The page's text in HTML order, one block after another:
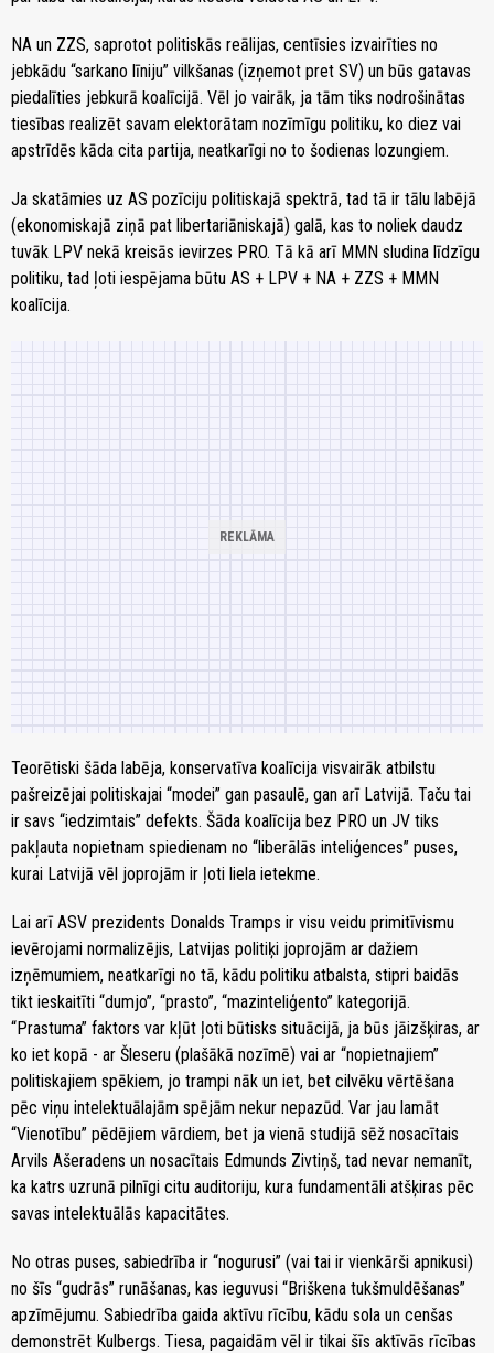
NA un ZZS, saprotot politiskās reālijas, centīsies izvairīties no
jebkādu “sarkano līniju” vilkšanas (izņemot pret SV) un būs gatavas
piedalīties jebkurā koalīcijā. Vēl jo vairāk, ja tām tiks nodrošinātas
tiesības realizēt savam elektorātam nozīmīgu politiku, ko diez vai
apstrīdēs kāda cita partija, neatkarīgi no to šodienas lozungiem.
Ja skatāmies uz AS pozīciju politiskajā spektrā, tad tā ir tālu labējā
(ekonomiskajā ziņā pat libertariāniskajā) galā, kas to noliek daudz
tuvāk LPV nekā kreisās ievirzes PRO. Tā kā arī MMN sludina līdzīgu
politiku, tad ļoti iespējama būtu AS + LPV + NA + ZZS + MMN
koalīcija.
Teorētiski šāda labēja, konservatīva koalīcija visvairāk atbilstu
pašreizējai politiskajai “modei” gan pasaulē, gan arī Latvijā. Taču tai
ir savs “iedzimtais” defekts. Šāda koalīcija bez PRO un JV tiks
pakļauta nopietnam spiedienam no “liberālās inteliģences” puses,
kurai Latvijā vēl joprojām ir ļoti liela ietekme.
Lai arī ASV prezidents Donalds Tramps ir visu veidu primitīvismu
ievērojami normalizējis, Latvijas politiķi joprojām ar dažiem
izņēmumiem, neatkarīgi no tā, kādu politiku atbalsta, stipri baidās
tikt ieskaitīti “dumjo”, “prasto”, “mazinteliģento” kategorijā.
“Prastuma” faktors var kļūt ļoti būtisks situācijā, ja būs jāizšķiras, ar
ko iet kopā - ar Šleseru (plašākā nozīmē) vai ar “nopietnajiem”
politiskajiem spēkiem, jo trampi nāk un iet, bet cilvēku vērtēšana
pēc viņu intelektuālajām spējām nekur nepazūd. Var jau lamāt
“Vienotību” pēdējiem vārdiem, bet ja vienā studijā sēž nosacītais
Arvils Ašeradens un nosacītais Edmunds Zivtiņš, tad nevar nemanīt,
ka katrs uzrunā pilnīgi citu auditoriju, kura fundamentāli atšķiras pēc
savas intelektuālās kapacitātes.
No otras puses, sabiedrība ir “nogurusi” (vai tai ir vienkārši apnikusi)
no šīs “gudrās” runāšanas, kas ieguvusi “Briškena tukšmuldēšanas”
apzīmējumu. Sabiedrība gaida aktīvu rīcību, kādu sola un cenšas
demonstrēt Kulbergs. Tiesa, pagaidām vēl ir tikai šīs aktīvās rīcības